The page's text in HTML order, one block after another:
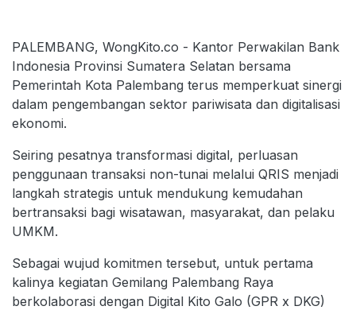
PALEMBANG, WongKito.co - Kantor Perwakilan Bank
Indonesia Provinsi Sumatera Selatan bersama
Pemerintah Kota Palembang terus memperkuat sinergi
dalam pengembangan sektor pariwisata dan digitalisasi
ekonomi.
Seiring pesatnya transformasi digital, perluasan
penggunaan transaksi non-tunai melalui QRIS menjadi
langkah strategis untuk mendukung kemudahan
bertransaksi bagi wisatawan, masyarakat, dan pelaku
UMKM.
Sebagai wujud komitmen tersebut, untuk pertama
kalinya kegiatan Gemilang Palembang Raya
berkolaborasi dengan Digital Kito Galo (GPR x DKG)